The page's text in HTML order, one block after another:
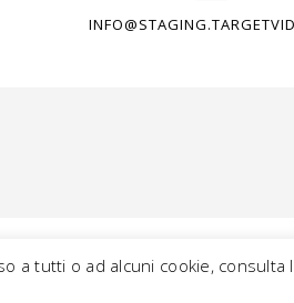
a tutti o ad alcuni cookie, consulta